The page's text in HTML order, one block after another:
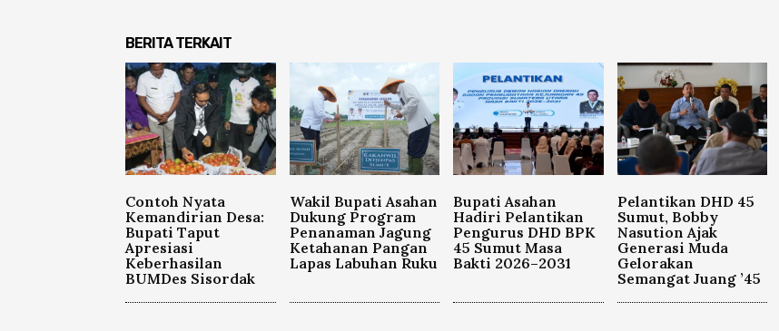
BERITA TERKAIT
Contoh Nyata
Kemandirian Desa:
Bupati Taput
Apresiasi
Keberhasilan
BUMDes Sisordak
Wakil Bupati Asahan
Dukung Program
Penanaman Jagung
Ketahanan Pangan
Lapas Labuhan Ruku
Bupati Asahan
Hadiri Pelantikan
Pengurus DHD BPK
45 Sumut Masa
Bakti 2026–2031
Pelantikan DHD 45
Sumut, Bobby
Nasution Ajak
Generasi Muda
Gelorakan
Semangat Juang ’45